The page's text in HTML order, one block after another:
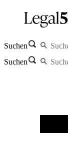
Suchen
Suchen